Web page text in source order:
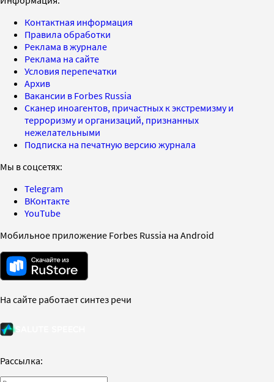
Контактная информация
Правила обработки
Реклама в журнале
Реклама на сайте
Условия перепечатки
Архив
Вакансии в Forbes Russia
Сканер иноагентов, причастных к экстремизму и
терроризму и организаций, признанных
нежелательными
Подписка на печатную версию журнала
Мы в соцсетях:
Telegram
ВКонтакте
YouTube
Мобильное приложение Forbes Russia на Android
На сайте работает синтез речи
Рассылка: